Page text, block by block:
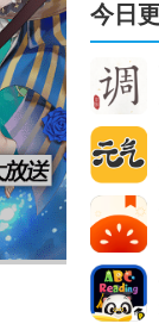
今日